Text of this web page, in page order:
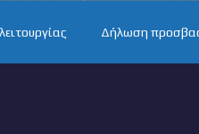
Δήλωση